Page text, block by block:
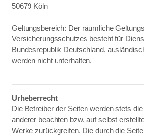
50679 Köln
Geltungsbereich: Der räumliche
Versicherungsschutzes besteht für
Bundesrepublik Deutschland,
werden nicht unterhalten.
Urheberrecht
Die Betreiber der Seiten werden stets
anderer beachten bzw. auf selbst
Werke zurückgreifen. Die durch die